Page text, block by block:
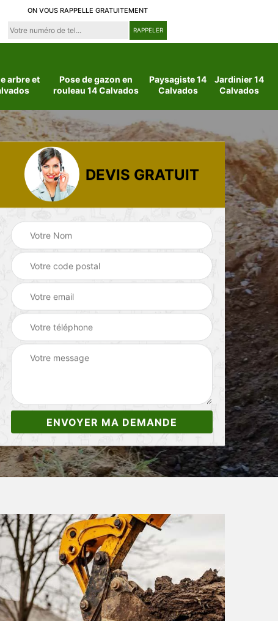
ON VOUS RAPPELLE GRATUITEMENT
arbre et
Pose de gazon en
rouleau 14 Calvados
Paysagiste 14
Calvados
Jardinier 14
Calvados
Jardinier 14
Calvados
Paysagiste 14
Calvados
DEVIS GRATUIT